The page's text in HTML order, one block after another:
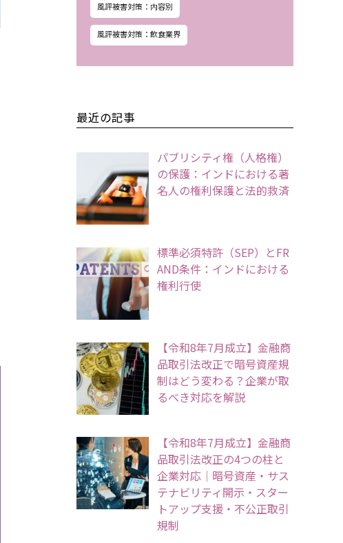
風評被害対策：内容別
風評被害対策：飲食業界
最近の記事
パブリシティ権（人格権）
の保護：インドにおける著
名人の権利保護と法的救済
標準必須特許（SEP）とFR
AND条件：インドにおける
権利行使
【令和8年7月成立】金融商
品取引法改正で暗号資産規
制はどう変わる？企業が取
るべき対応を解説
【令和8年7月成立】金融商
品取引法改正の4つの柱と
企業対応｜暗号資産・サス
テナビリティ開示・スター
トアップ支援・不公正取引
規制